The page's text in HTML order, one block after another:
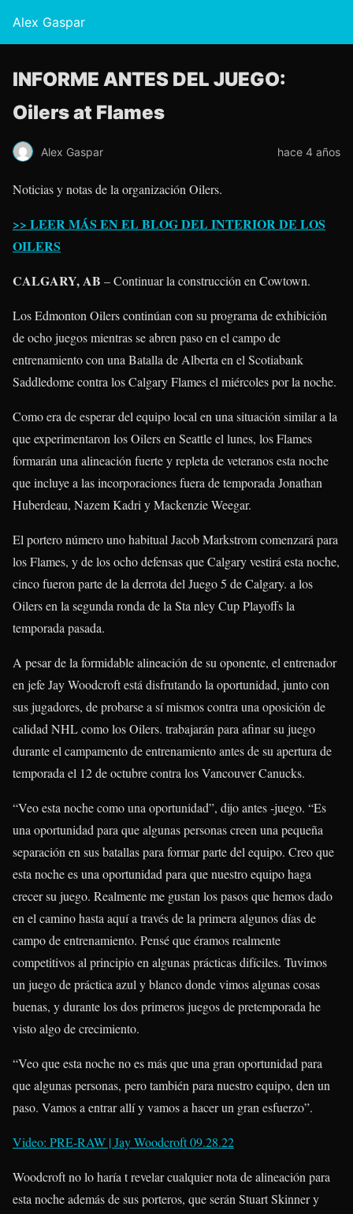
Alex Gaspar
INFORME ANTES DEL JUEGO:
Oilers at Flames
Alex Gaspar hace 4 años
Noticias y notas de la organización Oilers.
>> LEER MÁS EN EL BLOG DEL INTERIOR DE LOS
OILERS
CALGARY, AB – Continuar la construcción en Cowtown.
Los Edmonton Oilers continúan con su programa de exhibición
de ocho juegos mientras se abren paso en el campo de
entrenamiento con una Batalla de Alberta en el Scotiabank
Saddledome contra los Calgary Flames el miércoles por la noche.
Como era de esperar del equipo local en una situación similar a la
que experimentaron los Oilers en Seattle el lunes, los Flames
formarán una alineación fuerte y repleta de veteranos esta noche
que incluye a las incorporaciones fuera de temporada Jonathan
Huberdeau, Nazem Kadri y Mackenzie Weegar.
El portero número uno habitual Jacob Markstrom comenzará para
los Flames, y de los ocho defensas que Calgary vestirá esta noche,
cinco fueron parte de la derrota del Juego 5 de Calgary. a los
Oilers en la segunda ronda de la Sta nley Cup Playoffs la
temporada pasada.
A pesar de la formidable alineación de su oponente, el entrenador
en jefe Jay Woodcroft está disfrutando la oportunidad, junto con
sus jugadores, de probarse a sí mismos contra una oposición de
calidad NHL como los Oilers. trabajarán para afinar su juego
durante el campamento de entrenamiento antes de su apertura de
temporada el 12 de octubre contra los Vancouver Canucks.
“Veo esta noche como una oportunidad”, dijo antes -juego. “Es
una oportunidad para que algunas personas creen una pequeña
separación en sus batallas para formar parte del equipo. Creo que
esta noche es una oportunidad para que nuestro equipo haga
crecer su juego. Realmente me gustan los pasos que hemos dado
en el camino hasta aquí a través de la primera algunos días de
campo de entrenamiento. Pensé que éramos realmente
competitivos al principio en algunas prácticas difíciles. Tuvimos
un juego de práctica azul y blanco donde vimos algunas cosas
buenas, y durante los dos primeros juegos de pretemporada he
visto algo de crecimiento.
“Veo que esta noche no es más que una gran oportunidad para
que algunas personas, pero también para nuestro equipo, den un
paso. Vamos a entrar allí y vamos a hacer un gran esfuerzo”.
Video: PRE-RAW | Jay Woodcroft 09.28.22
Woodcroft no lo haría t revelar cualquier nota de alineación para
esta noche además de sus porteros, que serán Stuart Skinner y